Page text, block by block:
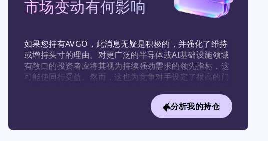
市场变动有何影响
如果您持有AVGO，此消息无疑是积极的，并强化了维持
或增持头寸的理由。对更广泛的半导体或AI基础设施领域
有敞口的投资者应将其视为持续强劲需求的领先指标，这
可能使同行受益。然而，这也为竞争对手设定了很高的门
分析我的持仓